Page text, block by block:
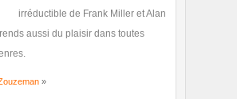
irréductible de Frank Miller et Alan
aussi du plaisir dans toutes
»